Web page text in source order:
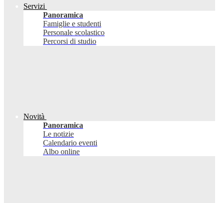
Servizi
Panoramica
Famiglie e studenti
Personale scolastico
Percorsi di studio
Novità
Panoramica
Le notizie
Calendario eventi
Albo online